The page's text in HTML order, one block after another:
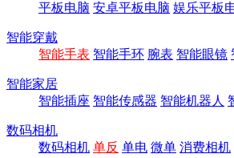
平板电脑 安卓平板电脑 娱乐平板
智能穿戴
智能手表 智能手环 腕表 智能眼镜
智能家居
智能插座 智能传感器 智能机器人
数码相机
数码相机 单反 单电 微单 消费相机